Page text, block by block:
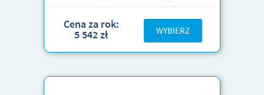
Cena za rok:
5 542 zł WYBIERZ